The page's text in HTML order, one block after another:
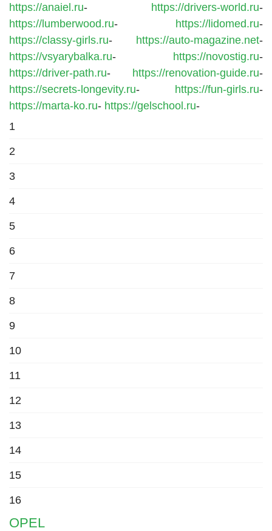
https://anaiel.ru- https://drivers-world.ru-
https://lumberwood.ru- https://lidomed.ru-
https://classy-girls.ru- https://auto-magazine.net-
https://vsyarybalka.ru- https://novostig.ru-
https://driver-path.ru- https://renovation-guide.ru-
https://secrets-longevity.ru- https://fun-girls.ru-
https://marta-ko.ru- https://gelschool.ru-
1
2
3
4
5
6
7
8
9
10
11
12
13
14
15
16
OPEL